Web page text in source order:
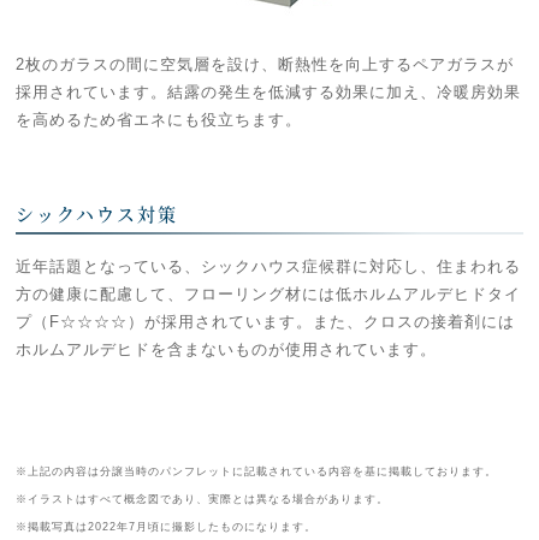
2枚のガラスの間に空気層を設け、断熱性を向上するペアガラスが
採用されています。結露の発生を低減する効果に加え、冷暖房効果
を高めるため省エネにも役立ちます。
シックハウス対策
近年話題となっている、シックハウス症候群に対応し、住まわれる
方の健康に配慮して、フローリング材には低ホルムアルデヒドタイ
プ（F☆☆☆☆）が採用されています。また、クロスの接着剤には
ホルムアルデヒドを含まないものが使用されています。
※上記の内容は分譲当時のパンフレットに記載されている内容を基に掲載しております。
※イラストはすべて概念図であり、実際とは異なる場合があります。
※掲載写真は2022年7月頃に撮影したものになります。